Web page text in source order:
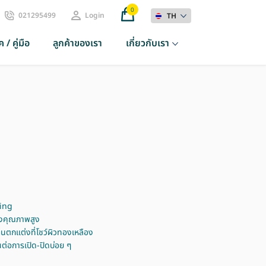
021295499 Login 0
TH
/ คู่มือ ลูกค้าของเรา เกี่ยวกับเรา
คุณภาพสูง
ตกแต่งที่โชว์ผิวทองเหลือง
อการเปิด-ปิดบ่อย ๆ